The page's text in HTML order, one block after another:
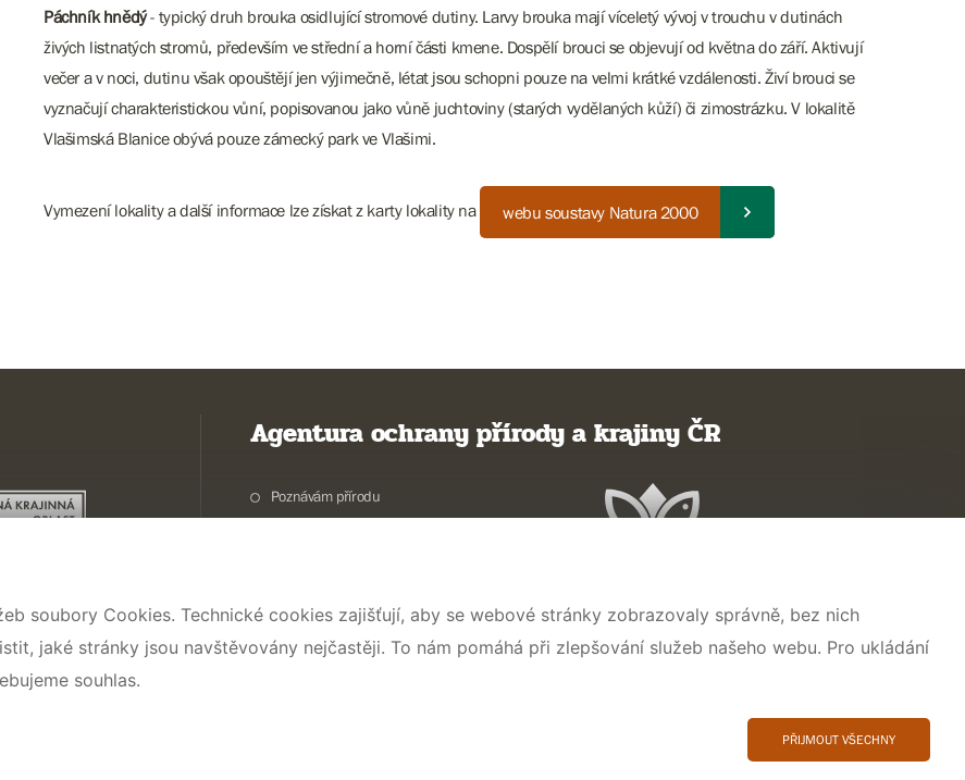
Páchník hnědý- typický druh brouka osidlující stromové dutiny. Larvy brouka mají víceletý vývoj v trouchu v dutinách
živých listnatých stromů, především ve střední a horní části kmene. Dospělí brouci se objevují od května do září. Aktivují
večer a v noci, dutinu však opouštějí jen výjimečně, létat jsou schopni pouze na velmi krátké vzdálenosti. Živí brouci se
vyznačují charakteristickou vůní, popisovanou jako vůně juchtoviny (starých vydělaných kůží) či zimostrázku. V lokalitě
Vlašimská Blanice obývá pouze zámecký park ve Vlašimi.
Vymezení lokality a další informace lze získat z karty lokality na webu soustavy Natura 2000
Agentura ochrany přírody a krajiny ČR
Poznávám přírodu
Dokumentujeme přírodu
O nás
soubory Cookies. Technické cookies zajišťují, aby se webové stránky zobrazovaly správně, bez nich
jaké stránky jsou navštěvovány nejčastěji. To nám pomáhá při zlepšování služeb našeho webu. Pro ukládání
souhlas.
PŘIJMOUT VŠECHNY